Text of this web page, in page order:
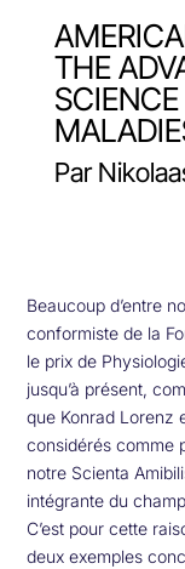
THE
Par
Beaucoup d’entre
conformiste de la
le prix de
jusqu’à présent,
que Konrad Lorenz
considérés comme
notre Scienta
intégrante du
C’est pour cette
deux exemples